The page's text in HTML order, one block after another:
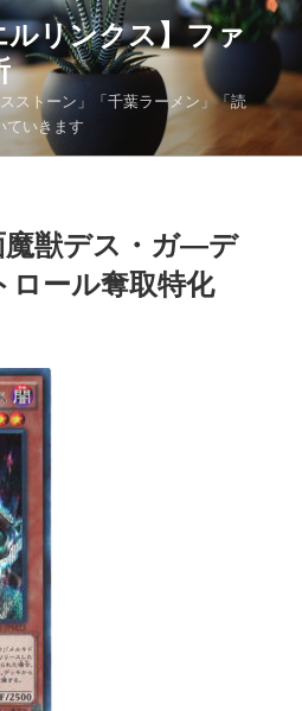
ルリンクス】ファ
ストーン」「千葉ラーメン」「読
ていきます
魔獣デス・ガ―デ
ロール奪取特化